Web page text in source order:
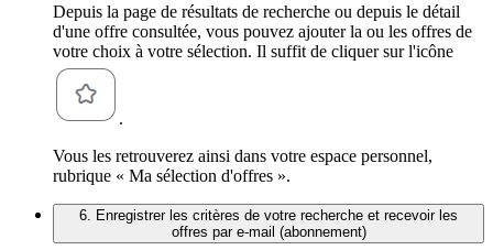
Depuis la page de résultats de recherche ou depuis le détail
d'une offre consultée, vous pouvez ajouter la ou les offres de
votre choix à votre sélection. Il suffit de cliquer sur l'icône
.
Vous les retrouverez ainsi dans votre espace personnel,
rubrique « Ma sélection d'offres ».
6. Enregistrer les critères de votre recherche et recevoir les
offres par e-mail (abonnement)